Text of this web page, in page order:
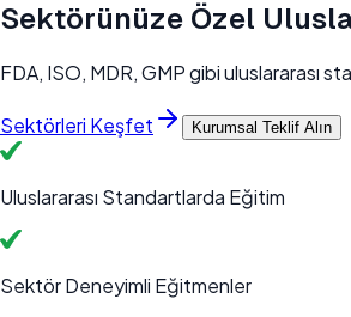
Sektörünüze Özel
FDA, ISO, MDR, GMP gibi uluslararası
Sektörleri Keşfet Kurumsal Teklif Alın
Uluslararası Standartlarda Eğitim
Sektör Deneyimli Eğitmenler